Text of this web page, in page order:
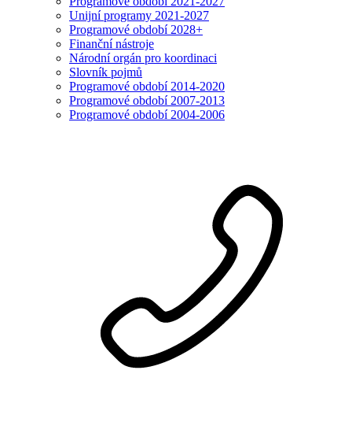
Unijní programy 2021-2027
Programové období 2028+
Finanční nástroje
Národní orgán pro koordinaci
Slovník pojmů
Programové období 2014-2020
Programové období 2007-2013
Programové období 2004-2006